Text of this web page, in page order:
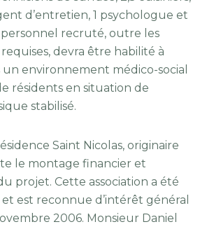
d’entretien, 1 psychologue et
personnel recruté, outre les
devra être habilité à
environnement médico-social
résidents en situation de
stabilisé.
Saint Nicolas, originaire
le montage financier et
projet. Cette association a été
et est reconnue d’intérêt général
2006. Monsieur Daniel